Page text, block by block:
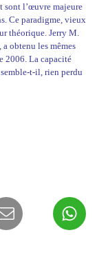
sont l’œuvre majeure
Ce paradigme, vieux
théorique. Jerry M.
obtenu les mêmes
2006. La capacité
semble-t-il, rien perdu